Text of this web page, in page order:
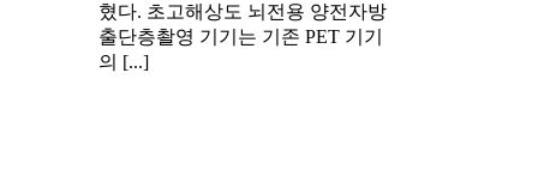
혔다. 초고해상도 뇌전용 양전자방
출단층촬영 기기는 기존 PET 기기
의 [...]